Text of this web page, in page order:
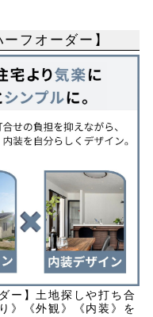
フオーダー】
ー】土地探しや打ち合
》《外観》《内装》を